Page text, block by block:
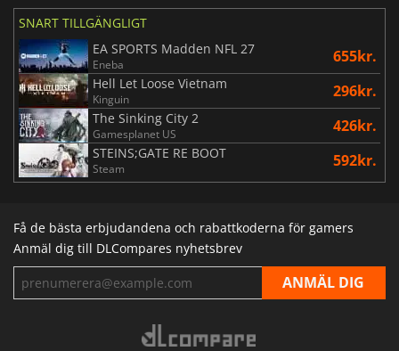
SNART TILLGÄNGLIGT
EA SPORTS Madden NFL 27
Eneba 655kr.
Hell Let Loose Vietnam
Kinguin 296kr.
The Sinking City 2
Gamesplanet US 426kr.
STEINS;GATE RE BOOT
Steam 592kr.
Få de bästa erbjudandena och rabattkoderna för gamers
Anmäl dig till DLCompares nyhetsbrev